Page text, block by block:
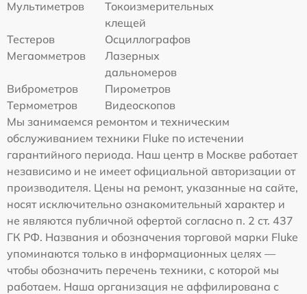
Мультиметров
Токоизмерительных
клещей
Тестеров
Осциллографов
Мегаомметров
Лазерных
дальномеров
Виброметров
Пирометров
Термометров
Видеоскопов
Мы занимаемся ремонтом и техническим
обслуживанием техники Fluke по истечении
гарантийного периода. Наш центр в Москве работает
независимо и не имеет официальной авторизации от
производителя. Цены на ремонт, указанные на сайте,
носят исключительно ознакомительный характер и
не являются публичной офертой согласно п. 2 ст. 437
ГК РФ. Названия и обозначения торговой марки Fluke
упоминаются только в информационных целях —
чтобы обозначить перечень техники, с которой мы
работаем. Наша организация не аффилирована с